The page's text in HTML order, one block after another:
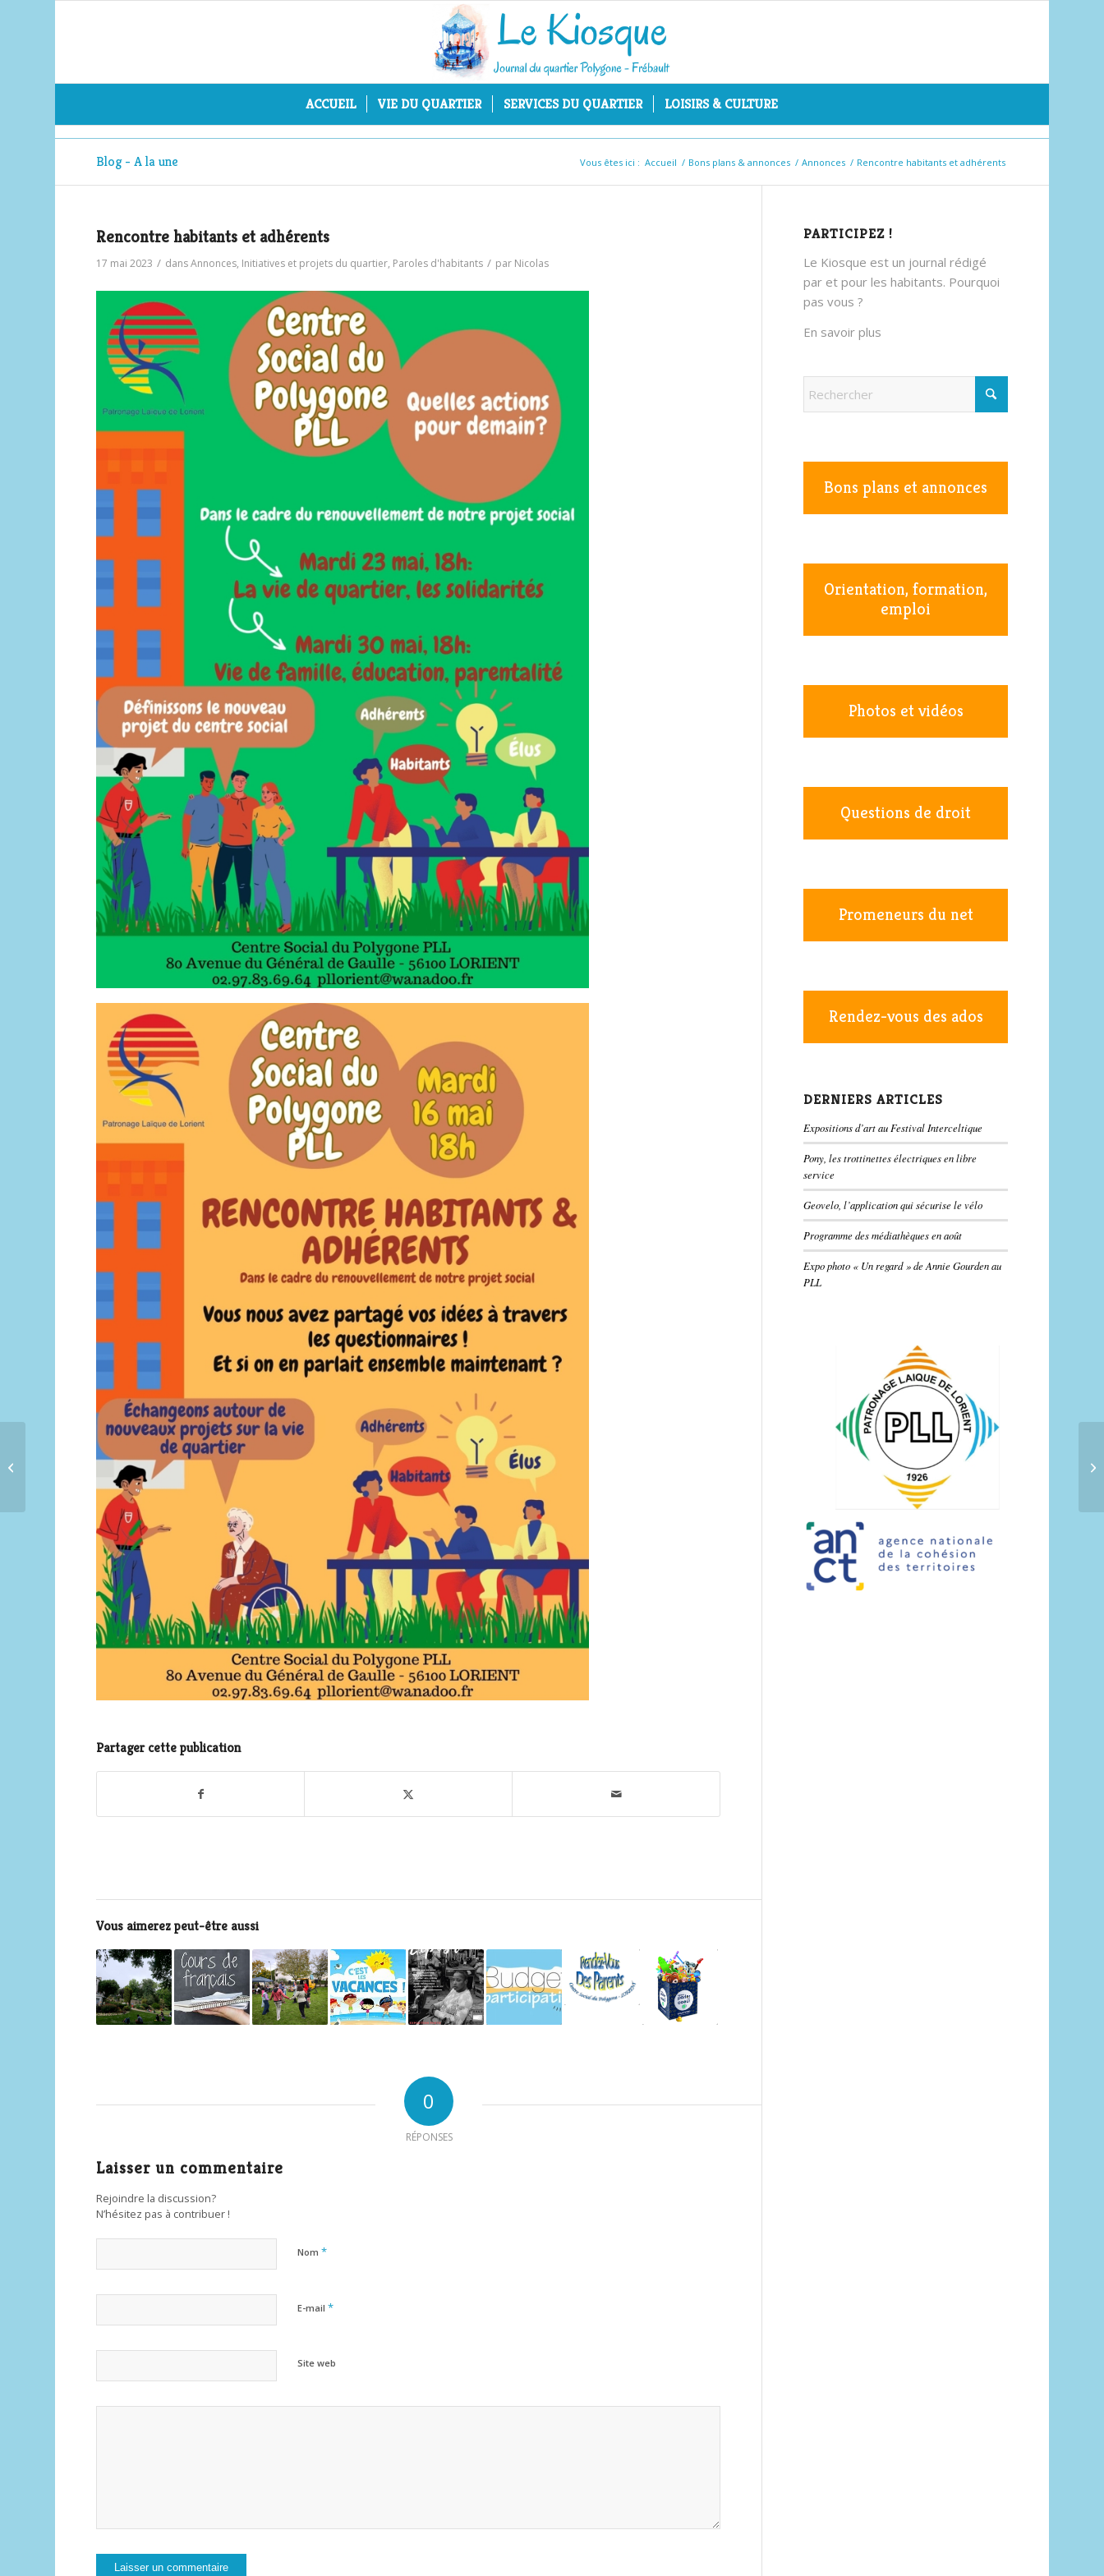
ACCUEIL VIE DU QUARTIER SERVICES DU QUARTIER LOISIRS & CULTURE
Blog - A la une Vous êtes ici : Accueil / Bons plans & annonces / Annonces / Rencontre habitants et adhérents
Rencontre habitants et adhérents
17 mai 2023 / dansAnnonces, Initiatives et projets du quartier, Paroles d'habitants / par Nicolas
Partager cette publication
Vous aimerez peut-être aussi
0
RÉPONSES
Laisser un commentaire
Rejoindre la discussion?
N’hésitez pas à contribuer !
Nom*
E-mail*
Site web
PARTICIPEZ !
Le Kiosque est un journal rédigé
par et pour les habitants. Pourquoi
pas vous ?
En savoir plus
Bons plans et annonces
Orientation, formation,
emploi
Photos et vidéos
Questions de droit
Promeneurs du net
Rendez-vous des ados
DERNIERS ARTICLES
Expositions d’art au Festival Interceltique
Pony, les trottinettes électriques en libre
service
Geovelo, l’application qui sécurise le vélo
Programme des médiathèques en août
Expo photo « Un regard » de Annie Gourden au
PLL
De la prise de vue à